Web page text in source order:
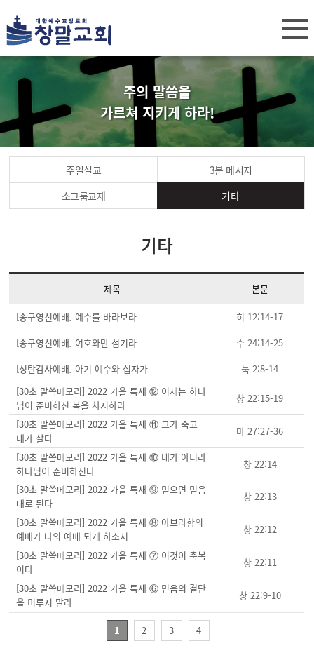
주의 말씀을
가르쳐 지키게 하라!
주일설교
3분 메시지
소그룹교재
기타
기타
제목 본문
[송구영신예배] 예수를 바라보라
히 12:14-17
[송구영신예배] 여호와만 섬기라
수 24:14-25
[성탄감사예배] 아기 예수와 십자가
눅 2:8-14
[30초 말씀메모리] 2022 가을 특새 ⑫ 이제는 하나
님이 준비하신 복을 차지하라
창 22:15-19
[30초 말씀메모리] 2022 가을 특새 ⑪ 그가 죽고
내가 살다
마 27:27-36
[30초 말씀메모리] 2022 가을 특새 ⑩ 내가 아니라
하나님이 준비하신다
창 22:14
[30초 말씀메모리] 2022 가을 특새 ⑨ 믿으면 믿음
대로 된다
창 22:13
[30초 말씀메모리] 2022 가을 특새 ⑧ 아브라함의
예배가 나의 예배 되게 하소서
창 22:12
[30초 말씀메모리] 2022 가을 특새 ⑦ 이것이 축복
이다
창 22:11
[30초 말씀메모리] 2022 가을 특새 ⑥ 믿음의 결단
을 미루지 말라
창 22:9-10
1 2 3 4